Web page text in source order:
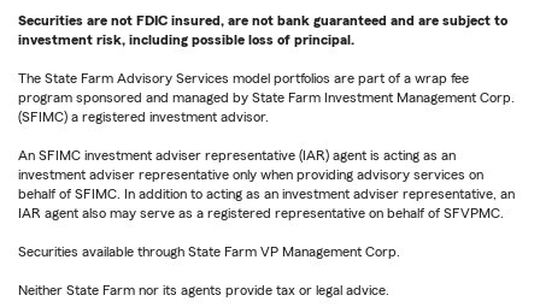
Securities are not FDIC insured, are not bank guaranteed and are subject to
investment risk, including possible loss of principal.
The State Farm Advisory Services model portfolios are part of a wrap fee
program sponsored and managed by State Farm Investment Management Corp.
(SFIMC) a registered investment advisor.
An SFIMC investment adviser representative (IAR) agent is acting as an
investment adviser representative only when providing advisory services on
behalf of SFIMC. In addition to acting as an investment adviser representative, an
IAR agent also may serve as a registered representative on behalf of SFVPMC.
Securities available through State Farm VP Management Corp.
Neither State Farm nor its agents provide tax or legal advice.